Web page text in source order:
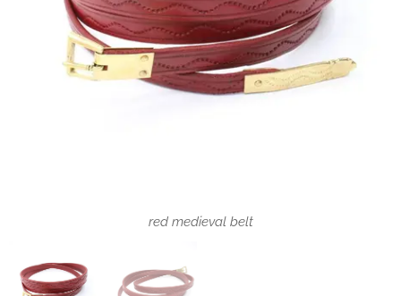
red medieval belt
Červený historický pásek